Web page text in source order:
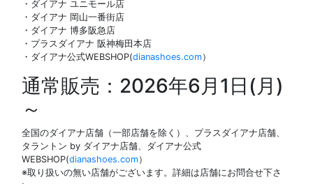
・ダイアナ ユニモール店
・ダイアナ 岡山一番街店
・ダイアナ 博多阪急店
・プラスダイアナ 阪神梅田本店
・ダイアナ公式WEBSHOP(dianashoes.com）
通常販売：2026年6月1日(月)
～
全国のダイアナ店舗（一部店舗を除く）、プラスダイアナ店舗、
タラントン by ダイアナ店舗、ダイアナ公式
WEBSHOP(dianashoes.com）
※取り扱いの無い店舗がございます。詳細は店舗にお問合せ下さ